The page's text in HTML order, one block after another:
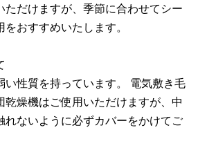
ただけますが、季節に合わせてシー
おすすめいたします。
い性質を持っています。 電気敷き毛
燥機はご使用いただけますが、中
れないように必ずカバーをかけてご